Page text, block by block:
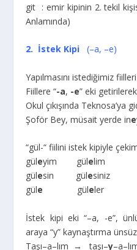
git : emir kipinin 2. tekil
Anlamında)
2. İstek Kipi (–a, –e)
Yapılmasını istediğimiz
Fiillere “-a, -e” eki getirilerek
Okul çıkışında Teknosa’ya
Şoför Bey, müsait yerde ine
“gül-“ fiilini istek kipiyle
güleyim gülelim
gülesin gülesiniz
güle güleler
İstek kipi eki “–a, -e”,
araya “y” kaynaştırma
Taşı–a–lım → taşı–y